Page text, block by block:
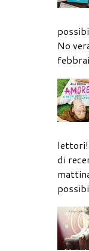
No
lettori!
di